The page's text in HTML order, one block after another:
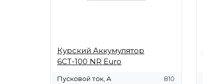
Курский Аккумулятор
6СТ-100 NR Euro
Пусковой ток, A
810